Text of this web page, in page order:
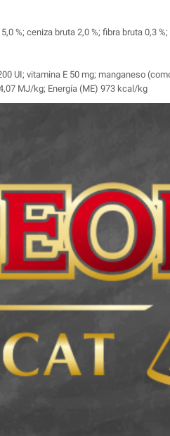
%; ceniza bruta 2,0 %; fibra bruta 0,3
UI; vitamina E 50 mg; manganeso
MJ/kg; Energía (ME) 973 kcal/kg